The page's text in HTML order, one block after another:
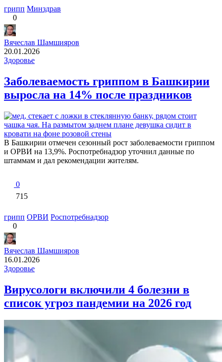
грипп Минздрав
0
Вячеслав Шамшияров
20.01.2026
Здоровье
Заболеваемость гриппом в Башкирии
выросла на 14% после праздников
В Башкирии отмечен сезонный рост заболеваемости гриппом
и ОРВИ на 13,9%. Роспотребнадзор уточнил данные по
штаммам и дал рекомендации жителям.
0
715
грипп ОРВИ Роспотребнадзор
0
Вячеслав Шамшияров
16.01.2026
Здоровье
Вирусологи включили 4 болезни в
список угроз пандемии на 2026 год